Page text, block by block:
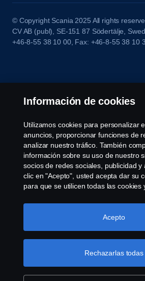
© Copyright Scania 2025 All rights
CV AB (publ), SE-151 87 Södertälje,
+46-8-55 38 10 00, Fax: +46-8-55 38 10
Información de cookies
Utilizamos cookies para personalizar
anuncios, proporcionar funciones de
analizar nuestro tráfico. También
información sobre su uso de nuestro
socios de redes sociales, publicidad y
clic en "Acepto", usted acepta dar su
para que se utilicen todas las cookies
haciendo clic en "Configuración de
seleccionando las categorías que
Más información sobre
Rechazarlas todas
Acepto